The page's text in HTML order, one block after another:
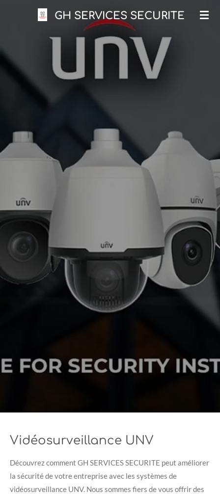
GH SERVICES SECURITE
Vidéosurveillance UNV
Découvrez comment GH SERVICES SECURITE peut améliorer
la sécurité de votre entreprise avec les systèmes de
vidéosurveillance UNV. Nous sommes fiers de vous offrir des